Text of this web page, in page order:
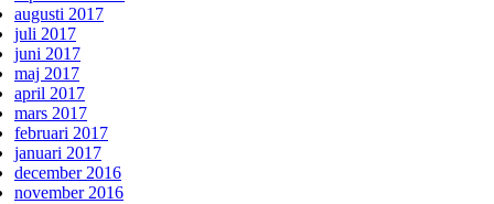
augusti 2017
juli 2017
juni 2017
maj 2017
april 2017
mars 2017
februari 2017
januari 2017
december 2016
november 2016